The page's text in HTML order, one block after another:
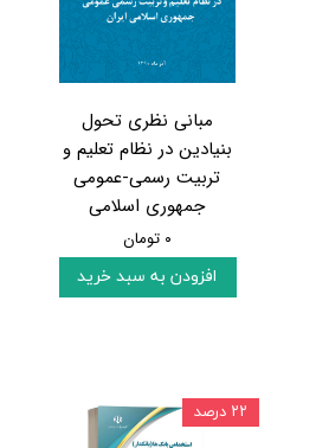
مبانی نظری تحول
بنیادین در نظام تعلیم و
تربیت رسمی-عمومی
جمهوری اسلامی
۰ تومان
افزودن به سبد خرید
۲۲ درصد